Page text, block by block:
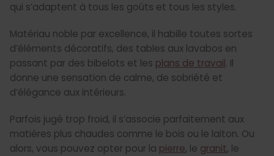
qui s’adaptent à tous les goûts et tous les styles.
Matériau noble par excellence, il habille toutes sortes
d’éléments décoratifs, des tables aux lavabos en
passant par des bibelots et les plans de travail. Il
donne une sensation de calme, de sobriété et
d’élégance aux intérieurs.
Parfois jugé trop froid, il s’associe parfaitement aux
matières plus chaudes comme le bois ou le laiton. Ou
alors, vous pouvez opter pour la pierre, le granit, le